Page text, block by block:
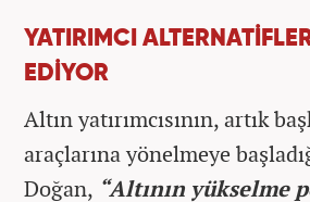
YATIRIMCI
EDİYOR
Altın yatırımcısının, artık
araçlarına yönelmeye
Doğan, “Altının yükselme